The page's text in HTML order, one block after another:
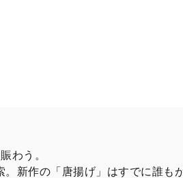
わう。
新作の「唐揚げ」はすでに誰も